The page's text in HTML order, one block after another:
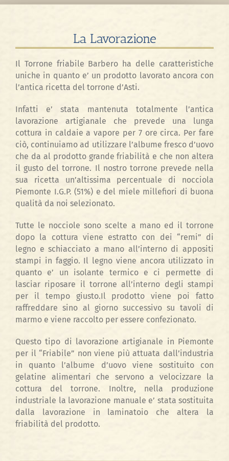
La Lavorazione
Il Torrone friabile Barbero ha delle caratteristiche
uniche in quanto e’ un prodotto lavorato ancora con
l’antica ricetta del torrone d’Asti.
Infatti e’ stata mantenuta totalmente l’antica
lavorazione artigianale che prevede una lunga
cottura in caldaie a vapore per 7 ore circa. Per fare
ciò, continuiamo ad utilizzare l’albume fresco d’uovo
che da al prodotto grande friabilità e che non altera
il gusto del torrone. Il nostro torrone prevede nella
sua ricetta un’altissima percentuale di nocciola
Piemonte I.G.P. (51%) e del miele millefiori di buona
qualità da noi selezionato.
Tutte le nocciole sono scelte a mano ed il torrone
dopo la cottura viene estratto con dei “remi” di
legno e schiacciato a mano all’interno di appositi
stampi in faggio. Il legno viene ancora utilizzato in
quanto e’ un isolante termico e ci permette di
lasciar riposare il torrone all’interno degli stampi
per il tempo giusto.Il prodotto viene poi fatto
raffreddare sino al giorno successivo su tavoli di
marmo e viene raccolto per essere confezionato.
Questo tipo di lavorazione artigianale in Piemonte
per il “Friabile” non viene più attuata dall’industria
in quanto l’albume d’uovo viene sostituito con
gelatine alimentari che servono a velocizzare la
cottura del torrone. Inoltre, nella produzione
industriale la lavorazione manuale e’ stata sostituita
dalla lavorazione in laminatoio che altera la
friabilità del prodotto.